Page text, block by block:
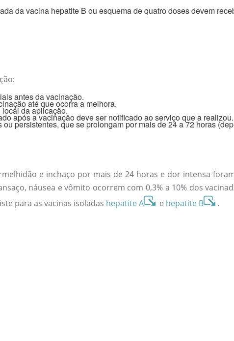
da vacina hepatite B ou esquema de quatro doses devem
antes da vacinação.
até que ocorra a melhora.
da aplicação.
após a vacinação deve ser notificado ao serviço que a realizou.
persistentes, que se prolongam por mais de 24 a 72 horas
e inchaço por mais de 24 horas e dor intensa
náusea e vômito ocorrem com 0,3% a 10% dos
para as vacinas isoladas hepatite A e hepatite B .